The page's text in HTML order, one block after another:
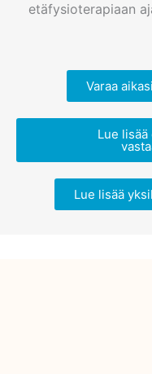
etäfysioterapiaan
Varaa
Lue
Lue lisää